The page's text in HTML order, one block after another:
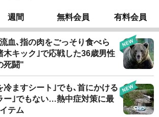
週間 無料会員 有料会員
血､指の肉をごっそり食べら
キック｣で応戦した36歳男性
死闘"
冷ますシート｣でも､首にかける
ー｣でもない…熱中症対策に最
テム